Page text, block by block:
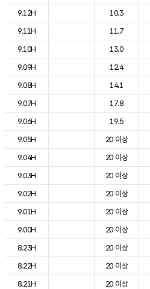
9.12H
10.3
9.11H
11.7
9.10H
13.0
9.09H
12.4
9.08H
14.1
9.07H
17.8
9.06H
19.5
9.05H
20 이상
9.04H
20 이상
9.03H
20 이상
9.02H
20 이상
9.01H
20 이상
9.00H
20 이상
8.23H
20 이상
8.22H
20 이상
8.21H
20 이상